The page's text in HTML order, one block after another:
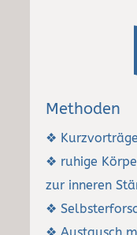
Methoden
❖ Kurzvorträge
❖ ruhige
zur inneren
❖